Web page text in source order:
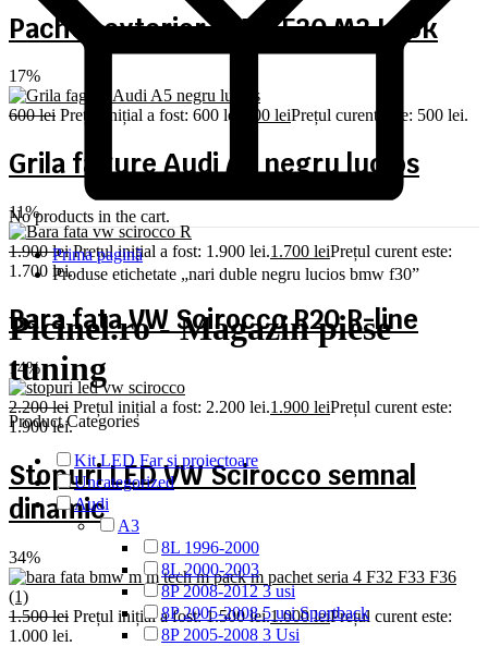
Pachet exterior BMW F30 M3 Look
17%
600lei Prețul inițial a fost: 600 lei. 500 leiPrețul curent este: 500 lei.
Grila fagure Audi A5 negru lucios
11%
1.900lei Prețul inițial a fost: 1.900 lei.1.700 leiPrețul curent este:
1.700 lei.
Bara fata VW Scirocco R20 R-line
14%
2.200lei Prețul inițial a fost: 2.200 lei.1.900 leiPrețul curent este:
1.900 lei.
Stopuri LED VW Scirocco semnal
dinamic
34%
1.500lei Prețul inițial a fost: 1.500 lei.1.000leiPrețul curent este:
1.000 lei.
No products in the cart.
Prima pagină
Produse etichetate „nari duble negru lucios bmw f30”
Picinel.ro - Magazin piese
tuning
Product Categories
Kit LED Far si proiectoare
Uncategorized
Audi
A3
8L 1996-2000
8L 2000-2003
8P 2008-2012 3 usi
8P 2005-2008 5 usi Sportback
8P 2005-2008 3 Usi